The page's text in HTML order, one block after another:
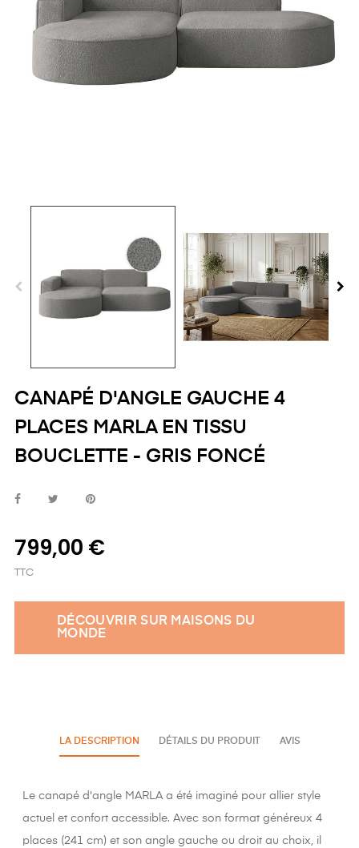
CANAPÉ D'ANGLE GAUCHE 4
PLACES MARLA EN TISSU
BOUCLETTE - GRIS FONCÉ
799,00 €
TTC
DÉCOUVRIR SUR MAISONS DU
MONDE
LA DESCRIPTION DÉTAILS DU PRODUIT AVIS
Le canapé d'angle MARLA a été imaginé pour allier style
actuel et confort accessible. Avec son format généreux 4
places (241 cm) et son angle gauche ou droit au choix, il